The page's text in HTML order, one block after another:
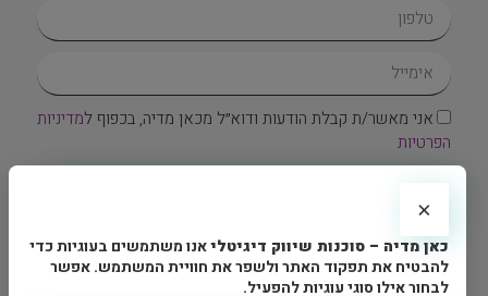
אני מאשר/ת קבלת הודעות ודוא״ל מכאן מדיה, בכפוף למדיניות
הפרטיות
צרו איתנו קשר
×
כאן מדיה – סוכנות שיווק דיגיטליאנו משתמשים בעוגיות כדי
להבטיח את תפקוד האתר ולשפר את חוויית המשתמש. אפשר
לבחור אילו סוגי עוגיות להפעיל.